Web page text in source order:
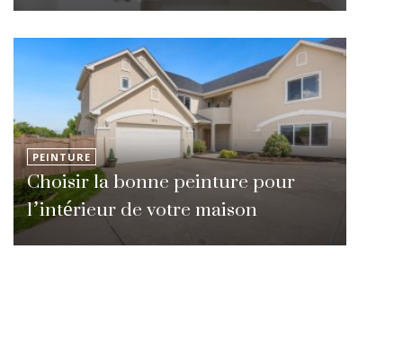
PEINTURE
Choisir la bonne peinture pour
l’intérieur de votre maison